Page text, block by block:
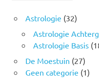
Astrologie (32)
Astrologie
Astrologie Basis
De Moestuin (27)
Geen categorie (1)